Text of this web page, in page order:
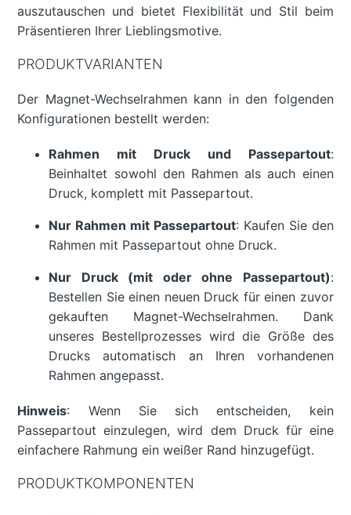
auszutauschen und bietet Flexibilität und Stil beim
Präsentieren Ihrer Lieblingsmotive.
PRODUKTVARIANTEN
Der Magnet-Wechselrahmen kann in den folgenden
Konfigurationen bestellt werden:
Rahmen mit Druck und Passepartout:
Beinhaltet sowohl den Rahmen als auch einen
Druck, komplett mit Passepartout.
Nur Rahmen mit Passepartout: Kaufen Sie den
Rahmen mit Passepartout ohne Druck.
Nur Druck (mit oder ohne Passepartout):
Bestellen Sie einen neuen Druck für einen zuvor
gekauften Magnet-Wechselrahmen. Dank
unseres Bestellprozesses wird die Größe des
Drucks automatisch an Ihren vorhandenen
Rahmen angepasst.
Hinweis: Wenn Sie sich entscheiden, kein
Passepartout einzulegen, wird dem Druck für eine
einfachere Rahmung ein weißer Rand hinzugefügt.
PRODUKTKOMPONENTEN